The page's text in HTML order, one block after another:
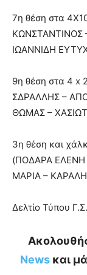
7η θέση στα
ΚΩΝΣΤΑΝΤΙΝΟΣ
ΙΩΑΝΝΙΔΗ
9η θέση στα 4 x
ΣΔΡΑΛΛΗΣ –
ΘΩΜΑΣ –
3η θέση και
(ΠΟΔΑΡΑ ΕΛΕΝΗ
ΜΑΡΙΑ –
Δελτίο Τύπου
News και